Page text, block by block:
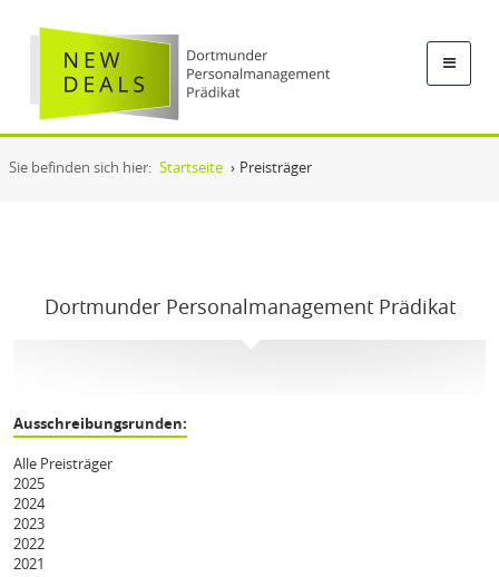
Sie befinden sich hier: Startseite › Preisträger
Dortmunder Personalmanagement Prädikat
Ausschreibungsrunden:
Alle Preisträger
2025
2024
2023
2022
2021